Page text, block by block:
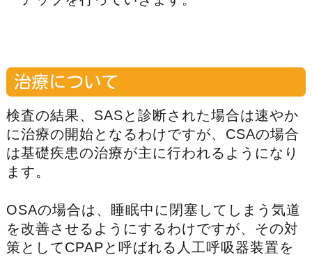
治療について
検査の結果、SASと診断された場合は速やか
に治療の開始となるわけですが、CSAの場合
は基礎疾患の治療が主に行われるようになり
ます。
OSAの場合は、睡眠中に閉塞してしまう気道
を改善させるようにするわけですが、その対
策としてCPAPと呼ばれる人工呼吸器装置を